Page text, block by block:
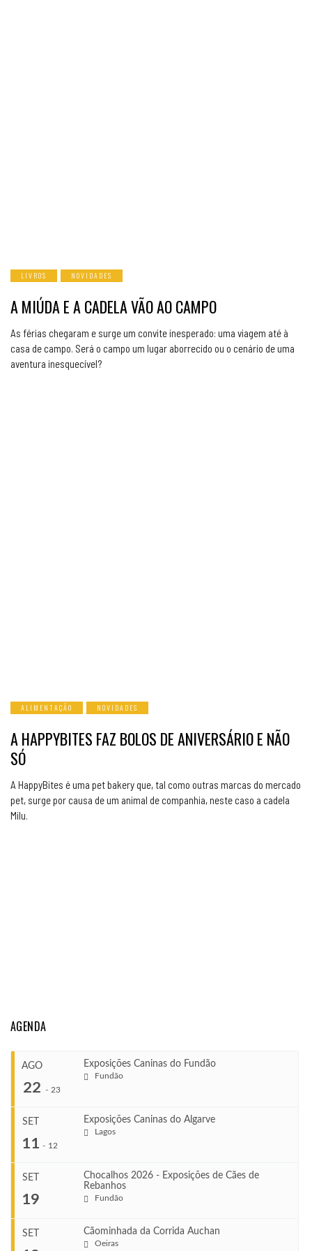
LIVROS NOVIDADES
A MIÚDA E A CADELA VÃO AO CAMPO
As férias chegaram e surge um convite inesperado: uma viagem até à
casa de campo. Será o campo um lugar aborrecido ou o cenário de uma
aventura inesquecível?
ALIMENTAÇÃO NOVIDADES
A HAPPYBITES FAZ BOLOS DE ANIVERSÁRIO E NÃO
SÓ
A HappyBites é uma pet bakery que, tal como outras marcas do mercado
pet, surge por causa de um animal de companhia, neste caso a cadela
Milu.
AGENDA
AGO
22 - 23
Exposições Caninas do Fundão
Fundão
Ago 22, 2026
Ago 23, 2026
SET
11 - 12
Exposições Caninas do Algarve
Lagos
SET
19
Chocalhos 2026 - Exposições de Cães de
Rebanhos
Fundão
SET Cãominhada da Corrida Auchan
Oeiras